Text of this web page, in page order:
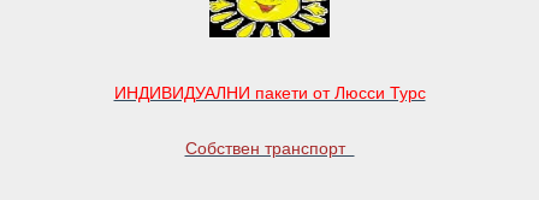
ИНДИВИДУАЛНИ пакети от Люсси Турс
Собствен транспорт